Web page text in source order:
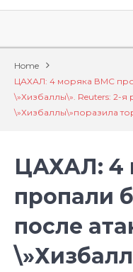
Home
ЦАХАЛ: 4 моряка ВМС
\»Хизбаллы\». Reuters: 2-я
\»Хизбаллы\»поразила
ЦАХАЛ: 4
пропали
после